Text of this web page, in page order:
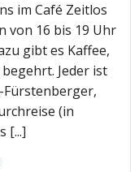
im Café Zeitlos
von 16 bis 19 Uhr
gibt es Kaffee,
Jeder ist
(in
[...]